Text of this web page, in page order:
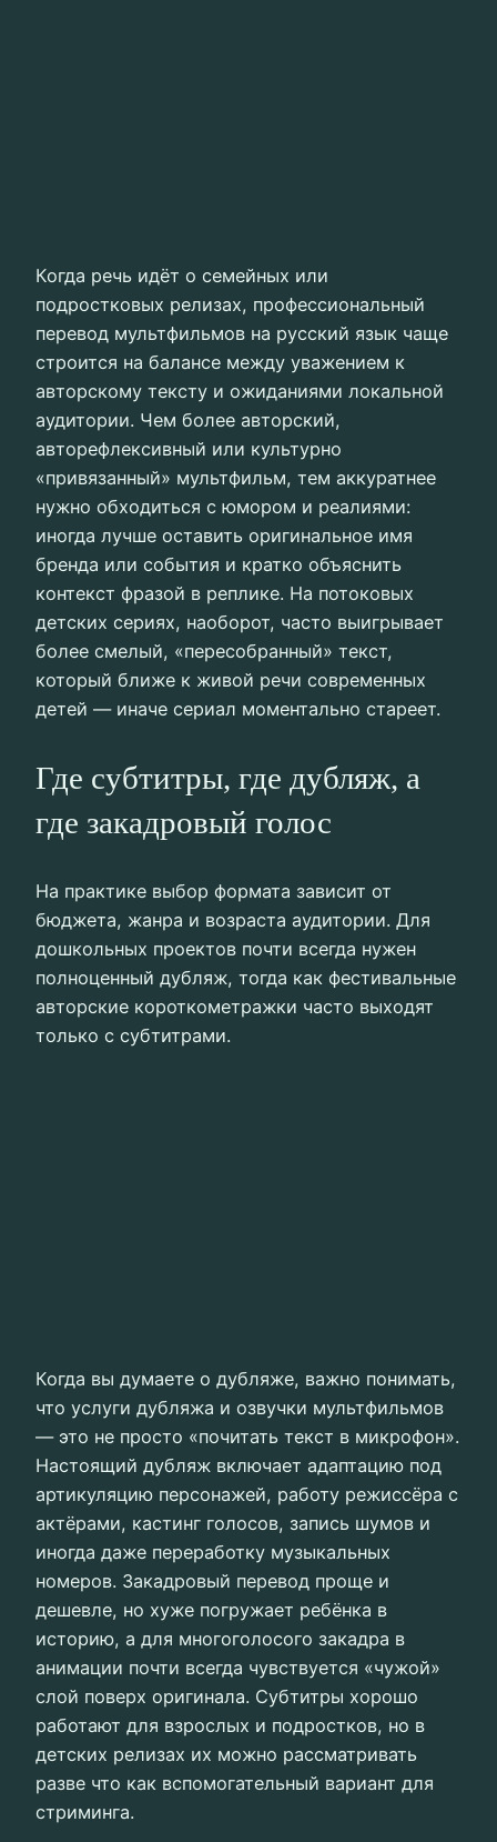
Когда речь идёт о семейных или
подростковых релизах, профессиональный
перевод мультфильмов на русский язык чаще
строится на балансе между уважением к
авторскому тексту и ожиданиями локальной
аудитории. Чем более авторский,
авторефлексивный или культурно
«привязанный» мультфильм, тем аккуратнее
нужно обходиться с юмором и реалиями:
иногда лучше оставить оригинальное имя
бренда или события и кратко объяснить
контекст фразой в реплике. На потоковых
детских сериях, наоборот, часто выигрывает
более смелый, «пересобранный» текст,
который ближе к живой речи современных
детей — иначе сериал моментально стареет.
Где субтитры, где дубляж, а
где закадровый голос
На практике выбор формата зависит от
бюджета, жанра и возраста аудитории. Для
дошкольных проектов почти всегда нужен
полноценный дубляж, тогда как фестивальные
авторские короткометражки часто выходят
только с субтитрами.
Когда вы думаете о дубляже, важно понимать,
что услуги дубляжа и озвучки мультфильмов
— это не просто «почитать текст в микрофон».
Настоящий дубляж включает адаптацию под
артикуляцию персонажей, работу режиссёра с
актёрами, кастинг голосов, запись шумов и
иногда даже переработку музыкальных
номеров. Закадровый перевод проще и
дешевле, но хуже погружает ребёнка в
историю, а для многоголосого закадра в
анимации почти всегда чувствуется «чужой»
слой поверх оригинала. Субтитры хорошо
работают для взрослых и подростков, но в
детских релизах их можно рассматривать
разве что как вспомогательный вариант для
стриминга.